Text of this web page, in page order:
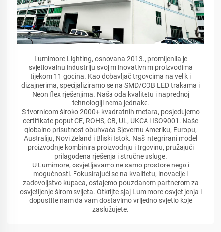
Lumimore Lighting, osnovana 2013., promijenila je
svjetlovalnu industriju svojim inovativnim proizvodima
tijekom 11 godina. Kao dobavljač trgovcima na velik i
dizajnerima, specijaliziramo se na SMD/COB LED trakama i
Neon flex rješenjima. Naša oda kvalitetu i naprednoj
tehnologiji nema jednake.
S tvornicom široko 2000+ kvadratnih metara, posjedujemo
certifikate poput CE, ROHS, CB, UL, UKCA i ISO9001. Naše
globalno prisutnost obuhvaća Sjevernu Ameriku, Europu,
Australiju, Novi Zeland i Bliski Istok. Naš integrirani model
proizvodnje kombinira proizvodnju i trgovinu, pružajući
prilagođena rješenja i stručne usluge.
U Lumimore, osvjetljavamo ne samo prostore nego i
mogućnosti. Fokusirajući se na kvalitetu, inovacije i
zadovoljstvo kupaca, ostajemo pouzdanom partnerom za
osvjetljenje širom svijeta. Otkrijte sjaj Lumimore osvjetljenja i
dopustite nam da vam dostavimo vrijedno svjetlo koje
zaslužujete.